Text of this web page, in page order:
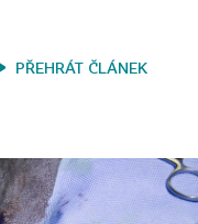
PŘEHRÁT ČLÁNEK